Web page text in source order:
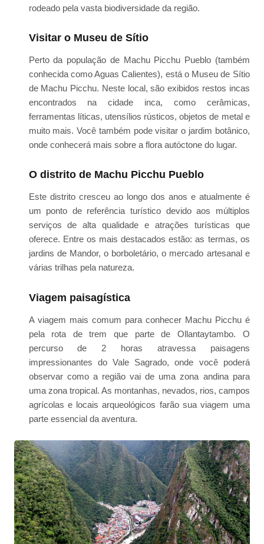
rodeado pela vasta biodiversidade da região.
Visitar o Museu de Sítio
Perto da população de Machu Picchu Pueblo (também
conhecida como Aguas Calientes), está o Museu de Sítio
de Machu Picchu. Neste local, são exibidos restos incas
encontrados na cidade inca, como cerâmicas,
ferramentas líticas, utensílios rústicos, objetos de metal e
muito mais. Você também pode visitar o jardim botânico,
onde conhecerá mais sobre a flora autóctone do lugar.
O distrito de Machu Picchu Pueblo
Este distrito cresceu ao longo dos anos e atualmente é
um ponto de referência turístico devido aos múltiplos
serviços de alta qualidade e atrações turísticas que
oferece. Entre os mais destacados estão: as termas, os
jardins de Mandor, o borboletário, o mercado artesanal e
várias trilhas pela natureza.
Viagem paisagística
A viagem mais comum para conhecer Machu Picchu é
pela rota de trem que parte de Ollantaytambo. O
percurso de 2 horas atravessa paisagens
impressionantes do Vale Sagrado, onde você poderá
observar como a região vai de uma zona andina para
uma zona tropical. As montanhas, nevados, rios, campos
agrícolas e locais arqueológicos farão sua viagem uma
parte essencial da aventura.